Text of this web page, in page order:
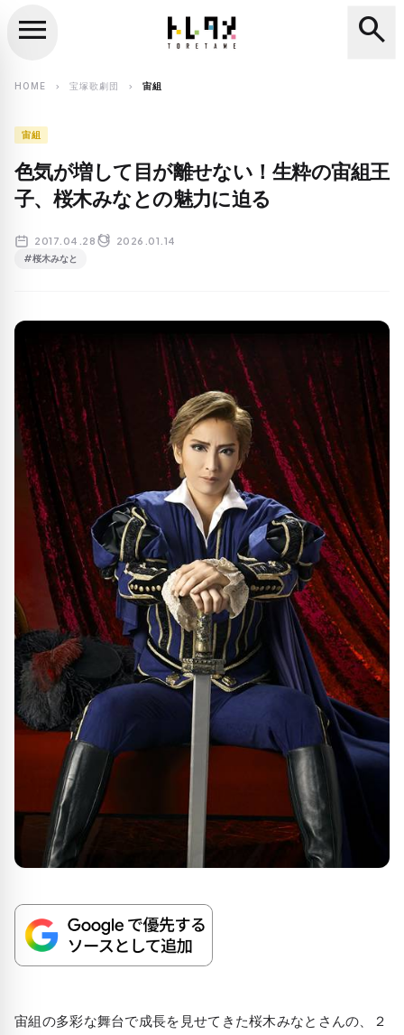
search
menu search
HOME chevron_right 宝塚歌劇団 chevron_right 宙組
宙組
色気が増して目が離せない！生粋の宙組王
子、桜木みなとの魅力に迫る
2017.04.28 2026.01.14
#桜木みなと
宙組の多彩な舞台で成長を見せてきた桜木みなとさんの、２